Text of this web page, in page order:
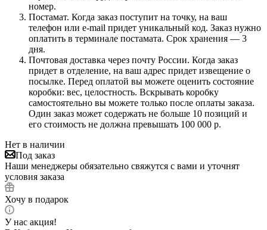
номер.
Постамат. Когда заказ поступит на точку, на ваш
телефон или e-mail придет уникальный код. Заказ нужно
оплатить в терминале постамата. Срок хранения — 3
дня.
Почтовая доставка через почту России. Когда заказ
придет в отделение, на ваш адрес придет извещение о
посылке. Перед оплатой вы можете оценить состояние
коробки: вес, целостность. Вскрывать коробку
самостоятельно вы можете только после оплаты заказа.
Один заказ может содержать не больше 10 позиций и
его стоимость не должна превышать 100 000 р.
Нет в наличии
Под заказ
Наши менеджеры обязательно свяжутся с вами и уточнят
условия заказа
Хочу в подарок
У нас акция!